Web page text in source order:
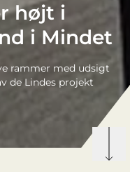
højt i
i Mindet
rammer med udsigt
de Lindes projekt